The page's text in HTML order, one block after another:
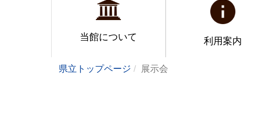
当館について 利用案内
県立トップページ 展示会